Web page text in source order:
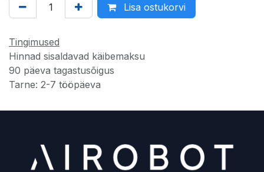
Lisa ostukorvi
Tingimused
Hinnad sisaldavad käibemaksu
90 päeva tagastusõigus
Tarne: 2-7 tööpäeva